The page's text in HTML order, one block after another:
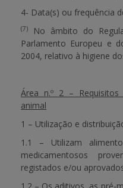
4- Data(s) ou frequência
(7)
No âmbito do
Parlamento Europeu e
2004, relativo à higiene
Área n.º 2 –
animal
1 – Utilização e
1.1 – Utilizam
medicamentosos
registados e/ou